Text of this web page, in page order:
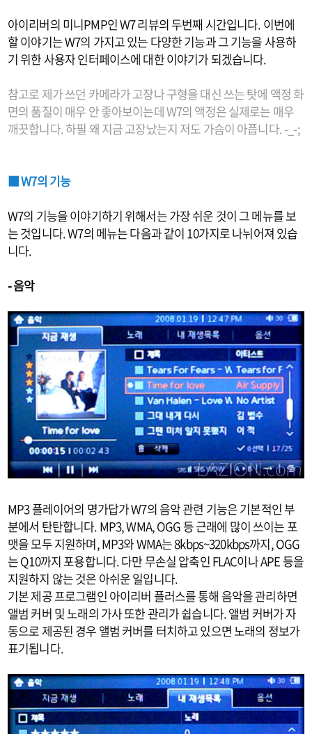
아이리버의 미니PMP인 W7 리뷰의 두번째 시간입니다. 이번에
할 이야기는 W7의 가지고 있는 다양한 기능과 그 기능을 사용하
기 위한 사용자 인터페이스에 대한 이야기가 되겠습니다.
참고로 제가 쓰던 카메라가 고장나 구형을 대신 쓰는 탓에 액정 화
면의 품질이 매우 안 좋아보이는데 W7의 액정은 실제로는 매우
깨끗합니다. 하필 왜 지금 고장났는지 저도 가슴이 아픕니다. -_-;
■ W7의 기능
W7의 기능을 이야기하기 위해서는 가장 쉬운 것이 그 메뉴를 보
는 것입니다. W7의 메뉴는 다음과 같이 10가지로 나뉘어져 있습
니다.
- 음악
MP3 플레이어의 명가답가 W7의 음악 관련 기능은 기본적인 부
분에서 탄탄합니다. MP3, WMA, OGG 등 근래에 많이 쓰이는 포
맷을 모두 지원하며, MP3와 WMA는 8kbps~320kbps까지, OGG
는 Q10까지 포용합니다. 다만 무손실 압축인 FLAC이나 APE 등을
지원하지 않는 것은 아쉬운 일입니다.
기본 제공 프로그램인 아이리버 플러스를 통해 음악을 관리하면
앨범 커버 및 노래의 가사 또한 관리가 쉽습니다. 앨범 커버가 자
동으로 제공된 경우 앨범 커버를 터치하고 있으면 노래의 정보가
표기됩니다.